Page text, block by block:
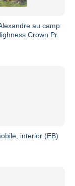
au camp
Crown Pr
interior (EB)